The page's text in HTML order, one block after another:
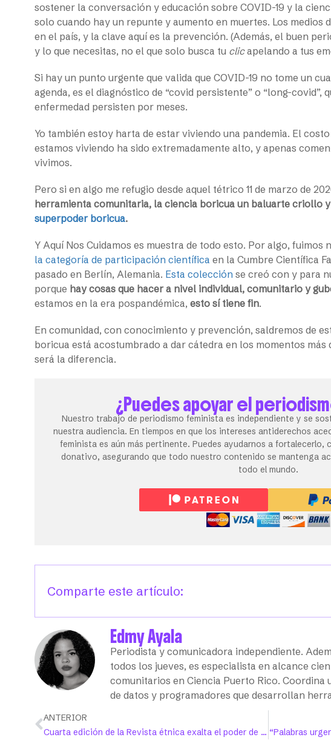
sostener la conversación y educación sobre COVID-19 y la
solo cuando hay un repunte y aumento en muertes. Los medios
en el país, y la clave aquí es la prevención. (Además, el buen
y lo que necesitas, no el que solo busca tu clicapelando a tus
Si hay un punto urgente que valida que COVID-19 no tome un
agenda, es el diagnóstico de “covid persistente” o “long-covid”,
enfermedad persisten por meses.
Yo también estoy harta de estar viviendo una pandemia. El
estamos viviendo ha sido extremadamente alto, y apenas
vivimos.
Pero si en algo me refugio desde aquel tétrico 11 de marzo de
herramienta comunitaria, la ciencia boricua un baluarte criollo y
superpoder boricua.
Y Aquí Nos Cuidamos es muestra de todo esto. Por algo, fuimos
la categoría de participación científica en la Cumbre Científica
pasado en Berlín, Alemania. Esta colección se creó con y para
porque hay cosas que hacer a nivel individual, comunitario y
estamos en la era pospandémica, esto sí tiene fin.
En comunidad, con conocimiento y prevención, saldremos de
boricua está acostumbrado a dar cátedra en los momentos
será la diferencia.
¿Puedes apoyar el
Nuestro trabajo de periodismo feminista es independiente y se
nuestra audiencia. En tiempos en que los intereses antiderechos
feminista es aún más pertinente. Puedes ayudarnos a fortalecerlo,
donativo, asegurando que todo nuestro contenido se mantenga
todo el mundo.
Comparte este artículo:
Edmy Ayala
Periodista y comunicadora independiente.
todos los jueves, es especialista en alcance
comunitarios en Ciencia Puerto Rico. Coordina
de datos y programadores que desarrollan
ANTERIOR
Cuarta edición de la Revista étnica exalta el poder de las personas negras “Palabras